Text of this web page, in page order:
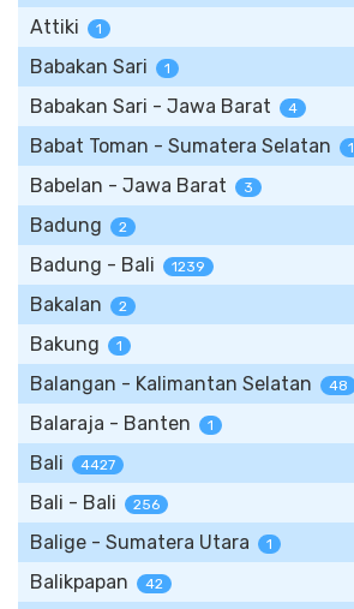
Attiki 1
Babakan Sari 1
Babakan Sari - Jawa Barat 4
Babat Toman - Sumatera Selatan 1
Babelan - Jawa Barat 3
Badung 2
Badung - Bali 1239
Bakalan 2
Bakung 1
Balangan - Kalimantan Selatan 48
Balaraja - Banten 1
Bali 4427
Bali - Bali 256
Balige - Sumatera Utara 1
Balikpapan 42